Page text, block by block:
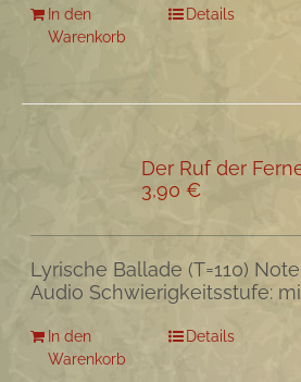
In den
Warenkorb
Details
Der Ruf der
3,90€
Lyrische Ballade (T=110)
Audio Schwierigkeitsstufe:
In den
Warenkorb
Details